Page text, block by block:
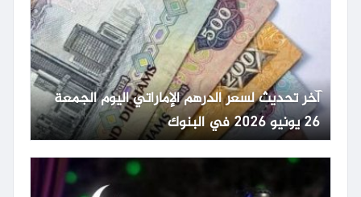
آخر تحديث لسعر الدرهم الإماراتي اليوم الجمعة
26 يونيو 2026 في البنوك